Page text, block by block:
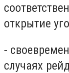
открытие
-
случаях